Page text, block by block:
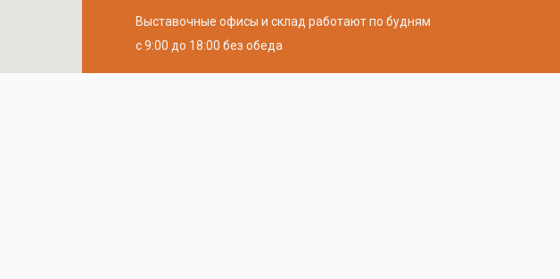
Выставочные офисы и склад работают по будням
с 9:00 до 18:00 без обеда